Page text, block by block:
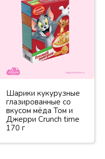
Шарики кукурузные
глазированные со
вкусом мёда Том и
Джерри Crunch time
170 г